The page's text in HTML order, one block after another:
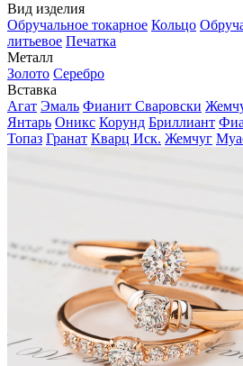
Вид изделия
Обручальное токарное Кольцо
литьевое Печатка
Металл
Золото Серебро
Вставка
Агат Эмаль Фианит Сваровски
Янтарь Оникс Корунд Бриллиант
Топаз Гранат Кварц Иск. Жемчуг